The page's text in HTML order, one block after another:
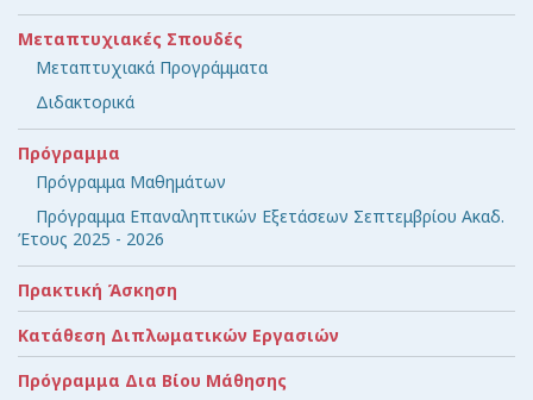
Μεταπτυχιακές Σπουδές
Μεταπτυχιακά Προγράμματα
Διδακτορικά
Πρόγραμμα
Πρόγραμμα Μαθημάτων
Πρόγραμμα Επαναληπτικών Εξετάσεων Σεπτεμβρίου Ακαδ.
Έτους 2025 - 2026
Πρακτική Άσκηση
Κατάθεση Διπλωματικών Εργασιών
Πρόγραμμα Δια Βίου Μάθησης